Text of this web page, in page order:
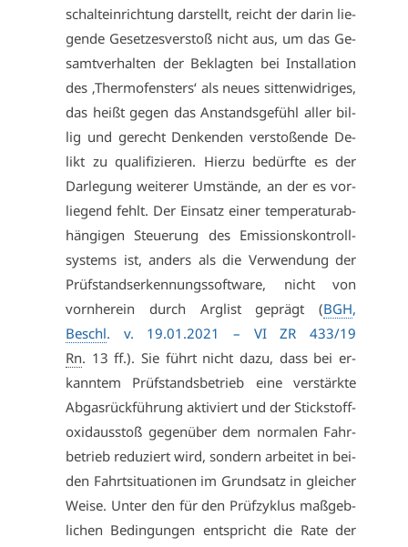
schalt­ein­rich­tung dar­stellt, reicht der dar­in lie­
gen­de Ge­set­zes­ver­stoß nicht aus, um das Ge­
samt­ver­hal­ten der Be­klag­ten bei In­stal­la­ti­on
des ‚Ther­mo­fens­ters‘ als neu­es sit­ten­wid­ri­ges,
das heißt ge­gen das An­stands­ge­fühl al­ler bil­
lig und ge­recht Den­ken­den ver­sto­ßen­de De­
likt zu qua­li­fi­zie­ren. Hier­zu be­dürf­te es der
Dar­le­gung wei­te­rer Um­stän­de, an der es vor­
lie­gend fehlt. Der Ein­satz ei­ner tem­pe­ra­tur­ab­
hän­gi­gen Steue­rung des Emis­si­ons­kon­troll­
sys­tems ist, an­ders als die Ver­wen­dung der
Prüf­stands­er­ken­nungs­soft­ware, nicht von
vorn­her­ein durch Arg­list ge­prägt (BGH,
Beschl. v. 19.01.2021 – VI ZR 433/19
Rn. 13 ff.). Sie führt nicht da­zu, dass bei er­
kann­tem Prüf­stands­be­trieb ei­ne ver­stärk­te
Ab­gas­rück­füh­rung ak­ti­viert und der Stick­stoff­
oxid­aus­stoß ge­gen­über dem nor­ma­len Fahr­
be­trieb re­du­ziert wird, son­dern ar­bei­tet in bei­
den Fahrt­si­tua­tio­nen im Grund­satz in glei­cher
Wei­se. Un­ter den für den Prüf­zy­klus maß­geb­
li­chen Be­din­gun­gen ent­spricht die Ra­te der